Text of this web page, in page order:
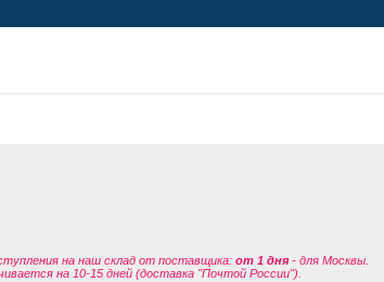
на наш склад от поставщика: от 1 дня- для Москвы.
на 10-15 дней (доставка "Почтой России").